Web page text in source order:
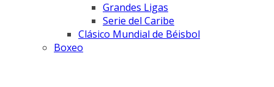
Grandes Ligas
Serie del Caribe
Clásico Mundial de Béisbol
Boxeo